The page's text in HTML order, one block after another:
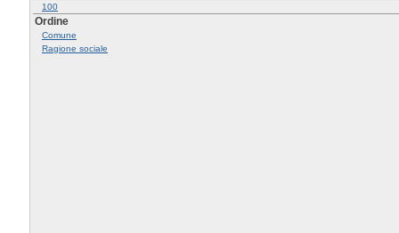
100
Ordine
Comune
Ragione sociale